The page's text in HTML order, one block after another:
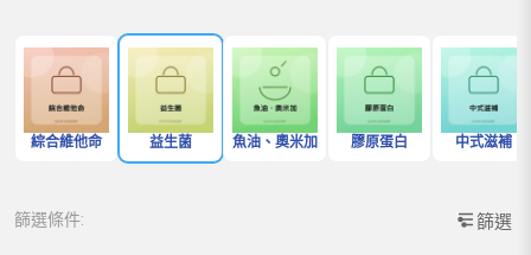
綜合維他命 益生菌 魚油、奧米加 膠原蛋白 中式滋補
篩選條件: 篩選